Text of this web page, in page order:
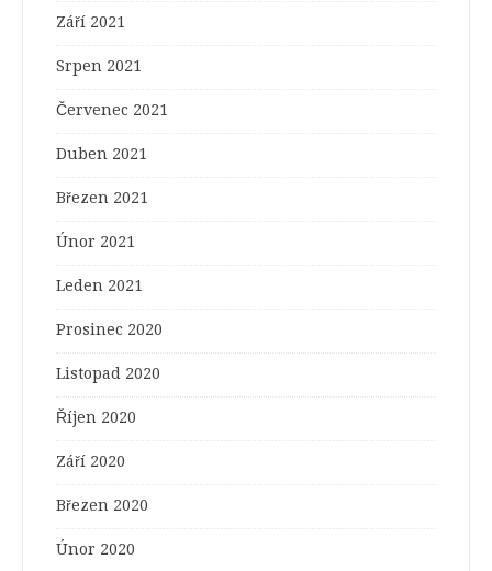
Září 2021
Srpen 2021
Červenec 2021
Duben 2021
Březen 2021
Únor 2021
Leden 2021
Prosinec 2020
Listopad 2020
Říjen 2020
Září 2020
Březen 2020
Únor 2020